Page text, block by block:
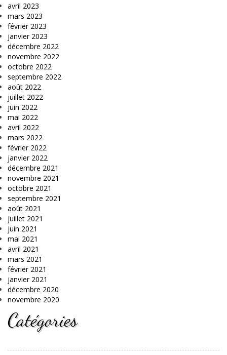
avril 2023
mars 2023
février 2023
janvier 2023
décembre 2022
novembre 2022
octobre 2022
septembre 2022
août 2022
juillet 2022
juin 2022
mai 2022
avril 2022
mars 2022
février 2022
janvier 2022
décembre 2021
novembre 2021
octobre 2021
septembre 2021
août 2021
juillet 2021
juin 2021
mai 2021
avril 2021
mars 2021
février 2021
janvier 2021
décembre 2020
novembre 2020
Catégories